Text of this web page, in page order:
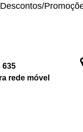
Descontos/
635
rede móvel